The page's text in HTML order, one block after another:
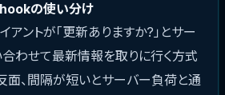
の使い分け
アントが「更新ありますか?」とサー
わせて最新情報を取りに行く方式
面、間隔が短いとサーバー負荷と通